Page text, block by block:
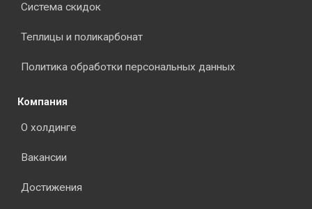
Система скидок
Теплицы и поликарбонат
Политика обработки персональных данных
Компания
О холдинге
Вакансии
Достижения